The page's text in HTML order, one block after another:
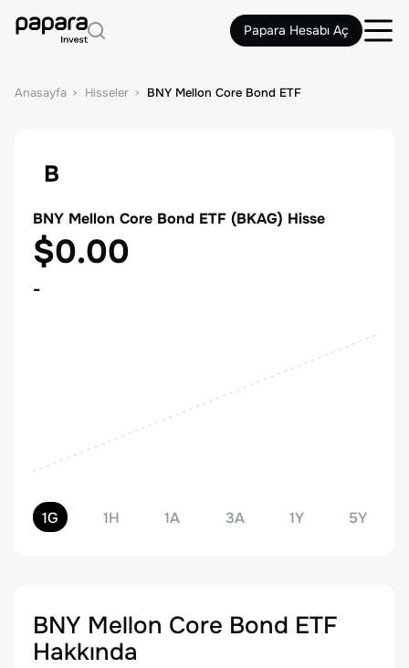
Papara Hesabı Aç
Anasayfa Hisseler BNY Mellon Core Bond ETF
B
BNY Mellon Core Bond ETF (BKAG) Hisse
$0.00
-
1G 1H 1A 3A 1Y 5Y
BNY Mellon Core Bond ETF
Hakkında